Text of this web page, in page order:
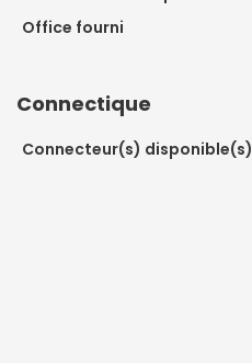
Office fourni
Connectique
Connecteur(s) disponible(s)